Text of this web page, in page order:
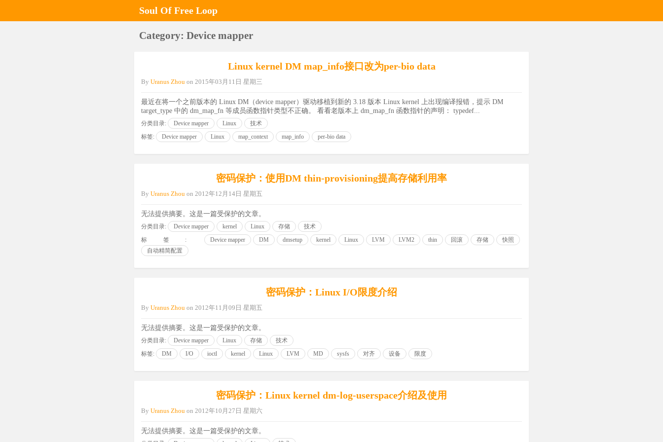
Soul Of Free Loop
Category: Device mapper
Linux kernel DM map_info接口改为per-bio data
By Uranus Zhou on 2015年03月11日 星期三
最近在将一个之前版本的 Linux DM（device mapper）驱动移植到新的 3.18 版本 Linux kernel 上出现编译报错，提示 DM
target_type 中的 dm_map_fn 等成员函数指针类型不正确。 看看老版本上 dm_map_fn 函数指针的声明： typedef...
分类目录: Device mapper Linux
技术
标签:
Device mapper Linux map_context map_info per-bio data
密码保护：使用DM thin-provisioning提高存储利用率
By Uranus Zhou on 2012年12月14日 星期五
无法提供摘要。这是一篇受保护的文章。
分类目录: Device mapper kernel Linux 存储
技术
标签:
Device mapper DM dmsetup kernel Linux LVM LVM2 thin 回滚 存储
快照
自动精简配置
密码保护：Linux I/O限度介绍
By Uranus Zhou on 2012年11月09日 星期五
无法提供摘要。这是一篇受保护的文章。
分类目录: Device mapper Linux 存储
技术
标签:
DM I/O ioctl kernel Linux LVM MD sysfs 对齐 设备 限度
密码保护：Linux kernel dm-log-userspace介绍及使用
By Uranus Zhou on 2012年10月27日 星期六
无法提供摘要。这是一篇受保护的文章。